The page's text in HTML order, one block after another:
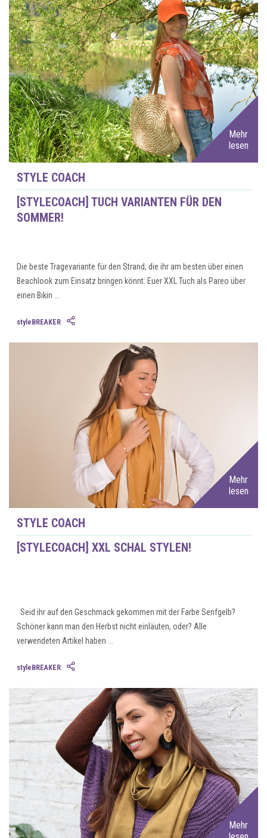
Mehr
lesen
STYLE COACH
[STYLECOACH] TUCH VARIANTEN FÜR DEN
SOMMER!
Die beste Tragevariante für den Strand, die ihr am besten über einen
Beachlook zum Einsatz bringen könnt: Euer XXL Tuch als Pareo über
einen Bikin ...
styleBREAKER
Mehr
lesen
STYLE COACH
[STYLECOACH] XXL SCHAL STYLEN!
Seid ihr auf den Geschmack gekommen mit der Farbe Senfgelb?
Schöner kann man den Herbst nicht einläuten, oder? Alle
verwendeten Artikel haben ...
styleBREAKER
Mehr